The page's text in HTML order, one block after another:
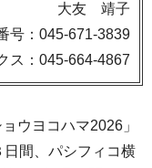
大友 靖子
号：045-671-3839
ス：045-664-4867
ウヨコハマ2026」
日間、パシフィコ横